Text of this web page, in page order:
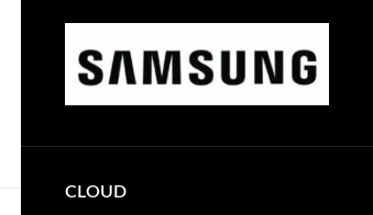
CLOUD